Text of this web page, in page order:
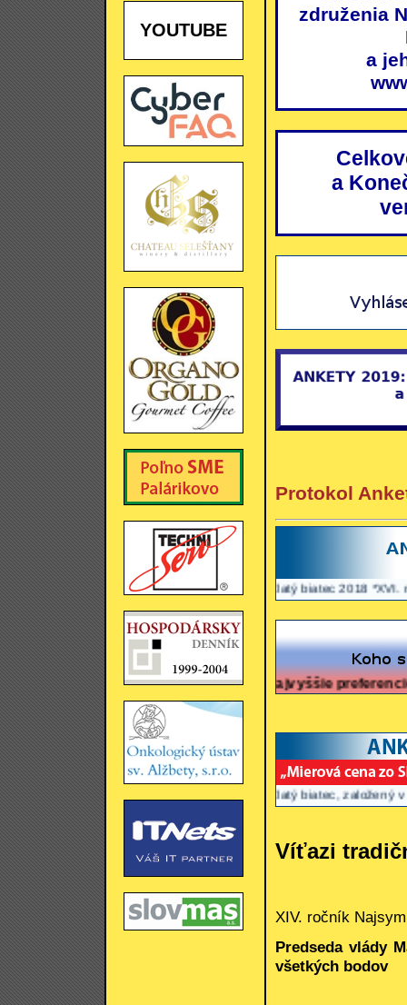
YOUTUBE
združenia
a
a
Protokol
*Zlatý biatec 2018 *XVI. ročník
Najvyššie preferencie mali k
*Zlatý biatec, založený v roku
Víťazi
XIV. ročník
Predseda vlády
všetkých bodov